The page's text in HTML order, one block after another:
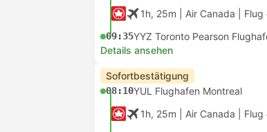
1h, 25m | Air Canada Flug
09:35YYZ Toronto Pearson
Details ansehen
Sofortbestätigung
08:10YUL Flughafen Montreal
1h, 25m | Air Canada Flug